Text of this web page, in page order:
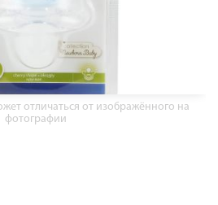
отличаться от изображённого на
фотографии